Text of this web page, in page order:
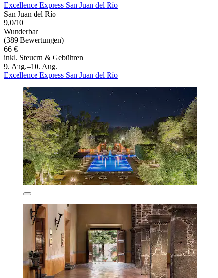
Excellence Express San Juan del Río
San Juan del Río
9,0/10
Wunderbar
(389 Bewertungen)
66 €
inkl. Steuern & Gebühren
9. Aug.–10. Aug.
Excellence Express San Juan del Río